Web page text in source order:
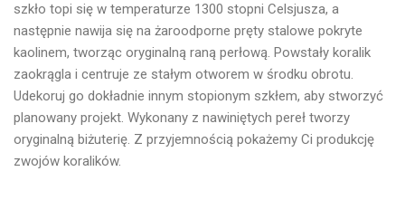
szkło topi się w temperaturze 1300 stopni Celsjusza, a
następnie nawija się na żaroodporne pręty stalowe pokryte
kaolinem, tworząc oryginalną raną perłową. Powstały koralik
zaokrągla i centruje ze stałym otworem w środku obrotu.
Udekoruj go dokładnie innym stopionym szkłem, aby stworzyć
planowany projekt. Wykonany z nawiniętych pereł tworzy
oryginalną biżuterię. Z przyjemnością pokażemy Ci produkcję
zwojów koralików.